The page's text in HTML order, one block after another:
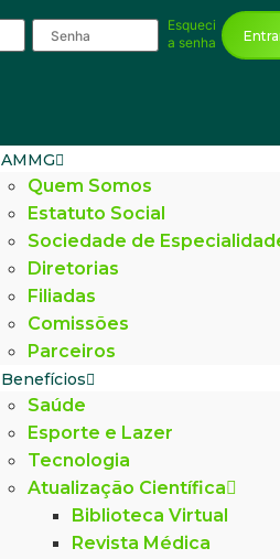
Esqueci
a senha
AMMG
Quem Somos
Estatuto Social
Sociedade de
Diretorias
Filiadas
Comissões
Parceiros
Benefícios
Saúde
Esporte e Lazer
Tecnologia
Atualização Científica
Biblioteca Virtual
Revista Médica